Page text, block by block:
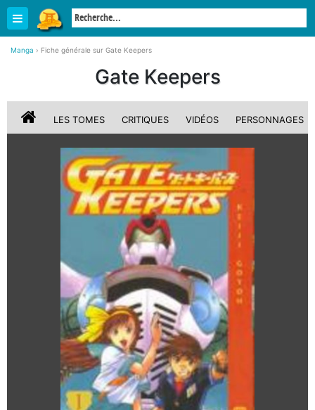
Manga › Fiche générale sur Gate Keepers
Gate Keepers
LES TOMES CRITIQUES VIDÉOS PERSONNAGES